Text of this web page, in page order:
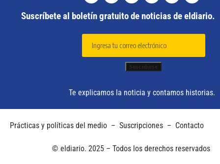
Suscríbete al boletín gratuito de noticias de eldiario.
Te explicamos la noticia y contamos historias.
Prácticas y políticas del medio – Suscripciones – Contacto
© eldiario. 2025 – Todos los derechos reservados